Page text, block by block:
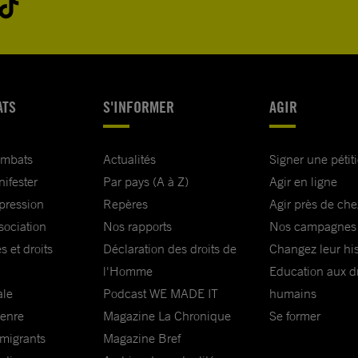
et droits
S'INFORMER
Actualités
Par pays (A à Z)
Repères
Nos rapports
Déclaration des droits de
l'Homme
Podcast WE MADE IT
Magazine La Chronique
Magazine Bref
AGIR
Signer une
Agir en ligne
Agir près de
Nos campagnes
Changez leur
Education aux
humains
Se former